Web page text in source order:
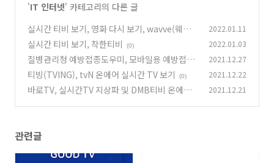
'IT 인터넷' 카테고리의 다른 글
실시간 티비 보기, 영화 다시 보기, wavve(웨이
브)
(0)
2022.01.11
실시간 티비 보기, 착한티비 (0) 2022.01.03
질병관리청 예방접종도우미, 모바일용 예방접종
아기수첩 출시!
(0)
2021.12.27
티빙(TVING), tvN 온에어 실시간 TV 보기 (0) 2021.12.22
바로TV, 실시간TV 지상파 및 DMB티비 온에어
2021.12.21
관련글